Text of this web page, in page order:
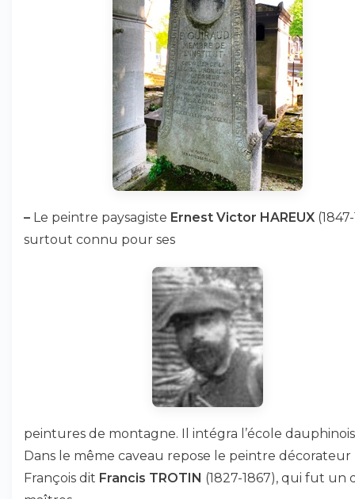
– Le peintre paysagiste Ernest Victor HAREUX
surtout connu pour ses
peintures de montagne. Il intégra l’école
Dans le même caveau repose le peintre décorateur
François dit Francis TROTIN (1827-1867), qui fut un